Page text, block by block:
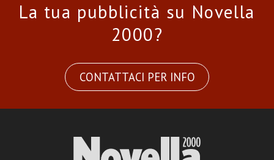
La tua pubblicità su Novella
2000?
CONTATTACI PER INFO